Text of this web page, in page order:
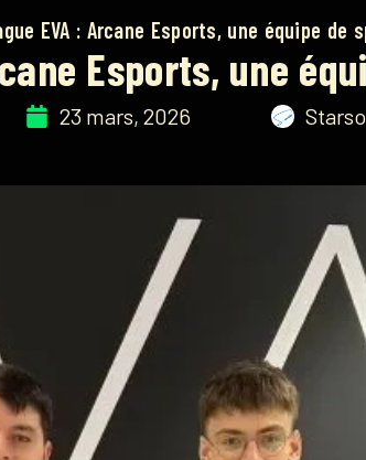
EVA : Arcane Esports, une équipe de
Esports, une
23 mars, 2026